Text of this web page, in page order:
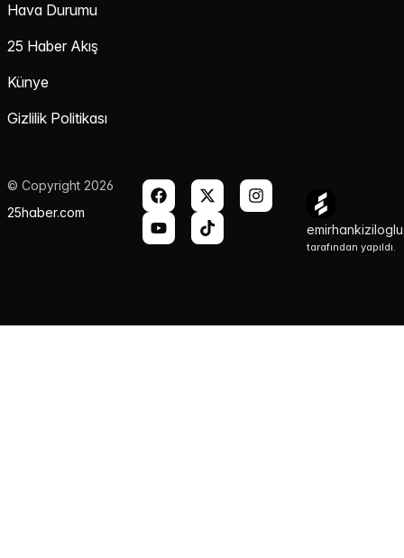
Hava Durumu
25 Haber Akış
Künye
Gizlilik Politikası
© Copyright 2026
25haber.com
tarafından yapıldı.